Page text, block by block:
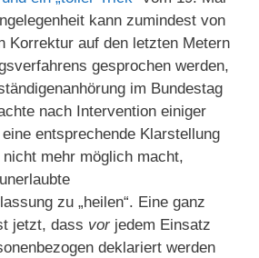
kann zumindest von
Korrektur auf den letzten Metern
gesprochen werden,
im Bundestag
nach Intervention einiger
entsprechende Klarstellung
mehr möglich macht,
zu „heilen“. Eine ganz
jetzt, dass vorjedem Einsatz
deklariert werden